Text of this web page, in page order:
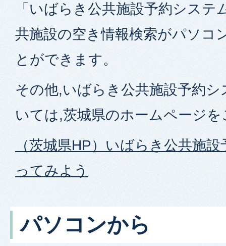
「いばらき公共施設予約システ
共施設の空き情報検索がパソコ
とができます。
その他,いばらき公共施設予約
いては,茨城県のホームページ
（茨城県HP）いばらき公共施
ってみよう
パソコンから